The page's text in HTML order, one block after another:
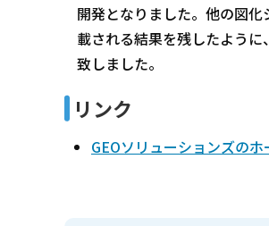
開発となりました。他の図
載される結果を残したよう
致しました。
リンク
GEOソリューションズのホ